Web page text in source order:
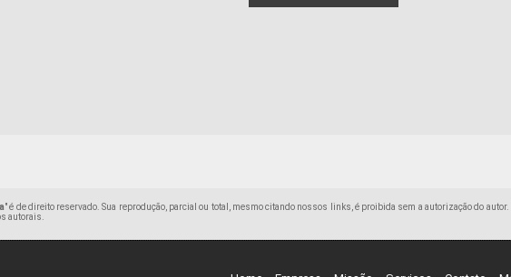
" é de direito reservado. Sua reprodução, parcial ou total, mesmo citando nossos links, é proibida sem a autorização do
autorais.